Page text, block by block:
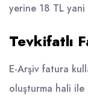
yerine 18 TL yani
Tevkifatlı
E-Arşiv fatura
oluşturma hali ile